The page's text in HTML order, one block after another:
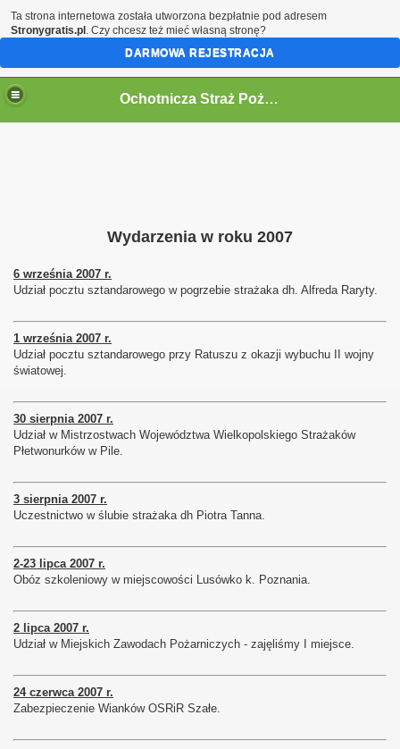
Ochotnicza Straż Pożarna w Kaliszu
Wydarzenia w roku 2007
6 września 2007 r.
Udział pocztu sztandarowego w pogrzebie strażaka dh. Alfreda Raryty.
1 września 2007 r.
Udział pocztu sztandarowego przy Ratuszu z okazji wybuchu II wojny
światowej.
30 sierpnia 2007 r.
Udział w Mistrzostwach Województwa Wielkopolskiego Strażaków
Płetwonurków w Pile.
3 sierpnia 2007 r.
Uczestnictwo w ślubie strażaka dh Piotra Tanna.
2-23 lipca 2007 r.
Obóz szkoleniowy w miejscowości Lusówko k. Poznania.
2 lipca 2007 r.
Udział w Miejskich Zawodach Pożarniczych - zajęliśmy I miejsce.
24 czerwca 2007 r.
Zabezpieczenie Wianków OSRiR Szałe.
Ta strona internetowa została utworzona bezpłatnie pod adresem
Stronygratis.pl . Czy chcesz też mieć własną stronę?
DARMOWA REJESTRACJA